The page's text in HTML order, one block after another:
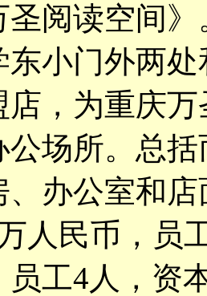
圣阅读空间
东小门外两
店，为重庆
公场所。总
办公室和
人民币，员
工4人，资